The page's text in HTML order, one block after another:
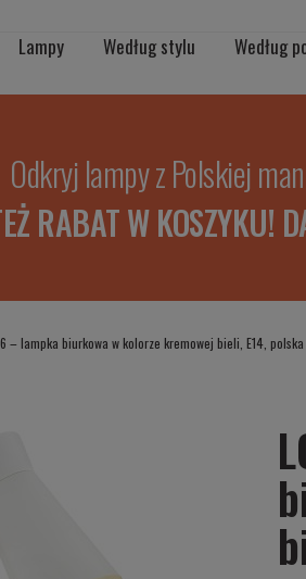
Lampy Według stylu Według
Odkryj lampy z Polskiej
RABAT W KOSZYKU!
– lampka biurkowa w kolorze kremowej bieli, E14,